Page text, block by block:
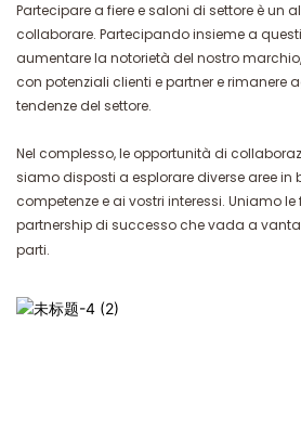
Partecipare a fiere e saloni di settore è un
collaborare. Partecipando insieme a
aumentare la notorietà del nostro
con potenziali clienti e partner e rimanere
tendenze del settore.
Nel complesso, le opportunità di
siamo disposti a esplorare diverse aree in
competenze e ai vostri interessi. Uniamo le
partnership di successo che vada a
parti.